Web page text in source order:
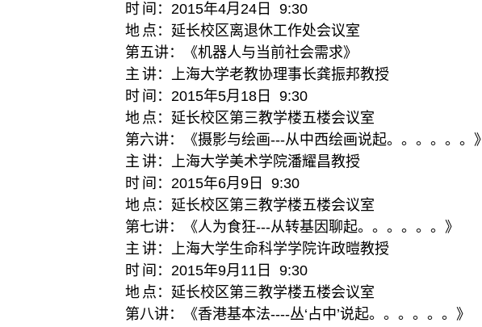
时 间： 2015年4月 24 日
9:30
地 点：延长校区离退休工作处会议室
第五讲：《机器人与当前社会需求》
主 讲：上海大学老教协理事长龚振邦教授
时 间： 2015年5月 18 日
9:30
地 点：延长校区第三教学楼五楼会议室
第六讲：《摄影与绘画---从中西绘画说起。。。。。。》
主 讲：上海大学美术学院潘耀昌教授
时 间： 2015年6月 9 日
9:30
地 点：延长校区第三教学楼五楼会议室
第七讲：《人为食狂---从转基因聊起。。。。。。》
主 讲：上海大学生命科学学院许政暟教授
时 间： 2015年9月 11 日
9:30
地 点：延长校区第三教学楼五楼会议室
第八讲：《香港基本法----丛‘占中’说起。。。。。。》